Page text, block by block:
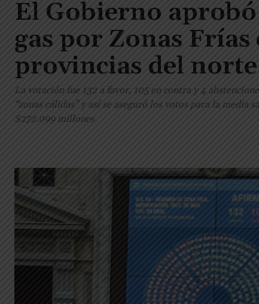
El Gobierno
gas por Zonas Frías
provincias del norte
La votación fue 132 a favor, 105 en contra y 4
“zonas cálidas” y así se aseguró los votos para la
$272.099 millones